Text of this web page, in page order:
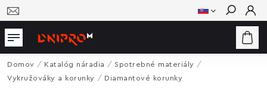
Hľadať
Domov / Katalóg náradia / Spotrebné materiály /
Vykružováky a korunky / Diamantové korunky